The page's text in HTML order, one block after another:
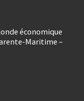
économique
Maritime –